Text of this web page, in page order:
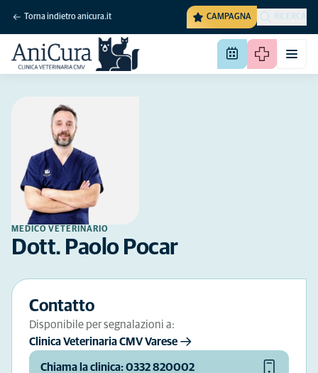
Torna indietro anicura.it CAMPAGNA RICERCA
MEDICO VETERINARIO
Dott. Paolo Pocar
Contatto
Disponibile per segnalazioni a:
Clinica Veterinaria CMV Varese
Chiama la clinica: 0332 820002